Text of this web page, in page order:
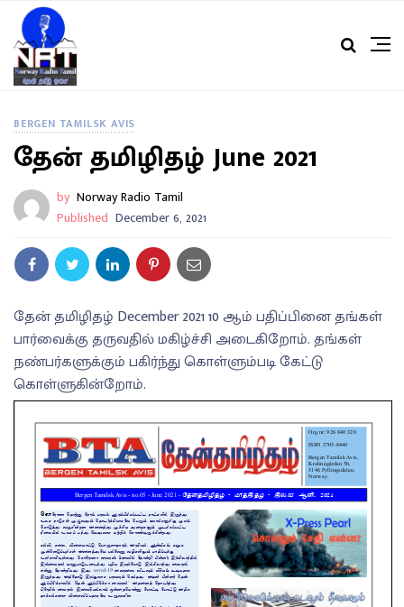
BERGEN TAMILSK AVIS
தேன் தமிழிதழ் June 2021
by Norway Radio Tamil
Published December 6, 2021
தேன் தமிழிதழ் December 2021 10 ஆம் பதிப்பினை தங்கள்
பார்வைக்கு தருவதில் மகிழ்ச்சி அடைகிறோம். தங்கள்
நண்பர்களுக்கும் பகிர்ந்து கொள்ளும்படி கேட்டு
கொள்ளுகின்றோம்.